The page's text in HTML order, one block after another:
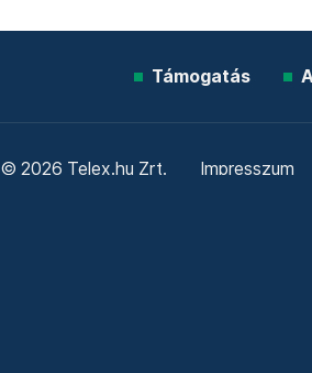
Támogatás
© 2026 Telex.hu Zrt. Impresszum